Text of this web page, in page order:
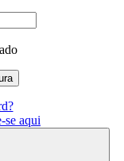
se aqui